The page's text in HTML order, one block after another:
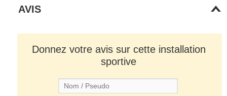
AVIS
Donnez votre avis sur cette installation
sportive